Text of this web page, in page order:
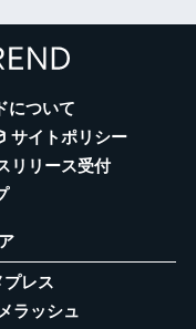
について
サイトポリシー
リリース受付
プレス
ラッシュ